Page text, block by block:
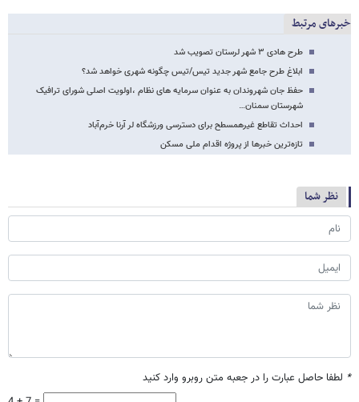
خبرهای مرتبط
طرح هادی ۳ شهر لرستان تصویب شد
ابلاغ طرح جامع شهر جدید تیس/تیس چگونه شهری خواهد شد؟
حفظ جان شهروندان به عنوان سرمایه های نظام ،اولویت اصلی شورای ترافیک
شهرستان سمنان…
احداث تقاطع غیرهمسطح برای دسترسی ورزشگاه لر آرنا خرم‌آباد
تازه‌ترین خبرها از پروژه اقدام ملی مسکن
نظر شما
* لطفا حاصل عبارت را در جعبه متن روبرو وارد کنید